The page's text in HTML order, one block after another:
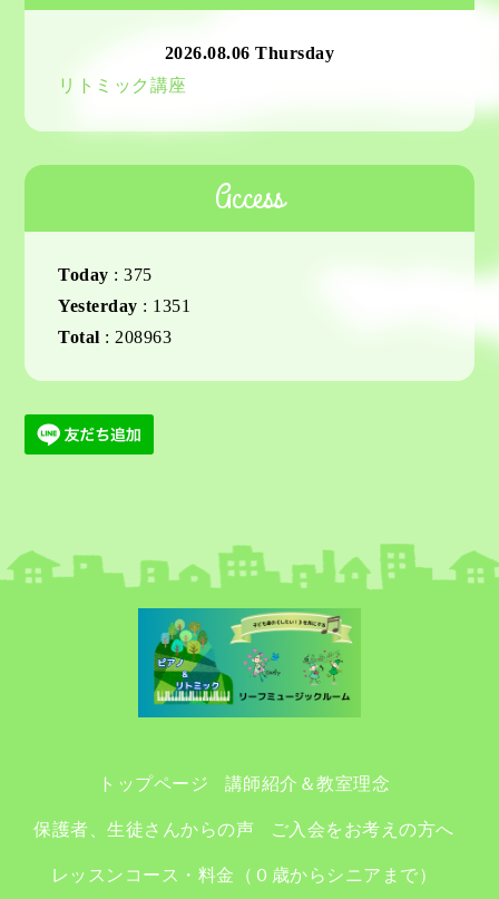
2026.08.06 Thursday
リトミック講座
Access
Today :375
Yesterday : 1351
Total : 208963
トップページ 講師紹介＆教室理念
保護者、生徒さんからの声 ご入会をお考えの方へ
レッスンコース・料金（０歳からシニアまで）